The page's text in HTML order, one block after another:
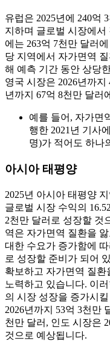
유럽은 2025년에 240억
지하며 글로벌 시장에서
에는 263억 7천만 달러
당 지역에서 자가면역
해 예측 기간 동안 상당
영국 시장은 2026년까
년까지 67억 8천만 달러
예를 들어, 자가면
행한 2021년 기사
명)가 적어도 하나
아시아 태평양
2025년 아시아 태평양
글로벌 시장 수익의
2천만 달러로 성장할 것
역은 자가면역 질환을
대한 수요가 증가함에
로 성장할 준비가 되어
확보하고 자가면역 질환
노력하고 있습니다. 이
의 시장 성장을 증가시
2026년까지 53억 3천만
천만 달러, 인도 시장은
것으로 예상됩니다.